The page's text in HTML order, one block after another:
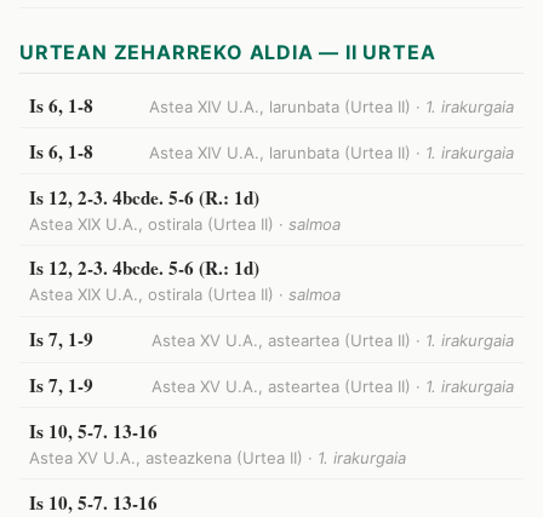
URTEAN ZEHARREKO ALDIA — II URTEA
Is 6, 1-8 Astea XIV U.A., larunbata (Urtea II) · 1. irakurgaia
Is 6, 1-8 Astea XIV U.A., larunbata (Urtea II) · 1. irakurgaia
Is 12, 2-3. 4bcde. 5-6 (R.: 1d)
Astea XIX U.A., ostirala (Urtea II) · salmoa
Is 12, 2-3. 4bcde. 5-6 (R.: 1d)
Astea XIX U.A., ostirala (Urtea II) · salmoa
Is 7, 1-9 Astea XV U.A., asteartea (Urtea II) · 1. irakurgaia
Is 7, 1-9 Astea XV U.A., asteartea (Urtea II) · 1. irakurgaia
Is 10, 5-7. 13-16
Astea XV U.A., asteazkena (Urtea II) · 1. irakurgaia
Is 10, 5-7. 13-16